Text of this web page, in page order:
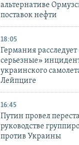
альтернативе
поставок нефти
18:05
Германия расследует
серьезные»
украинского
Лейпциге
16:45
Путин провел
руководстве
против Украины